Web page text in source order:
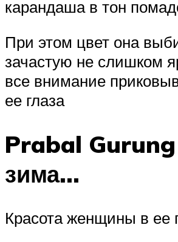
карандаша в тон
При этом цвет она
зачастую не слишком
все внимание
ее глаза
Prabal
зима…
Красота женщины в ее